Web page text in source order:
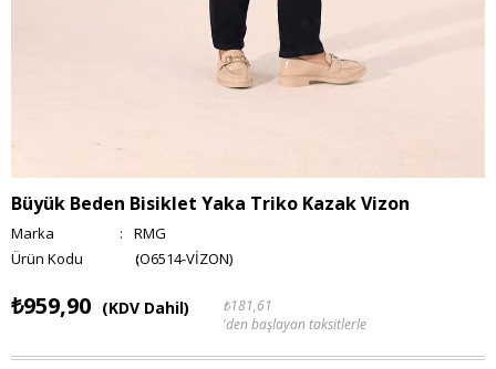
Büyük Beden Bisiklet Yaka Triko Kazak Vizon
Marka :
RMG
(O6514-VİZON)
₺959,90 (KDV Dahil)
₺181,61
'den başlayan taksitlerle